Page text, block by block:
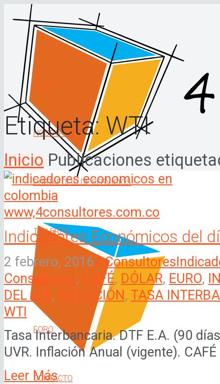
INICIO
NOSOTROS
PORTAFOLIO DE SERVICIOS
TALLERES
BLOG
FORO
CONTACTO
Etiqueta: WTI
Inicio Publicaciones
Indicadores Económicos del
2 febrero, 20164 Consultores
Consultores, CAFÉ, DÓLAR, EURO,
DEL DÍA, INFLACIÓN, TASA
WTI
Tasa Interbancaria. DTF E.A. (90
UVR. Inflación Anual (vigente).
Leer Más